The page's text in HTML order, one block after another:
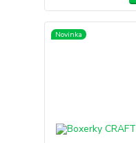
Novinka